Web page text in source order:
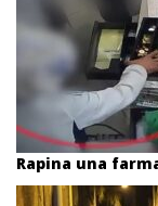
Rapina una